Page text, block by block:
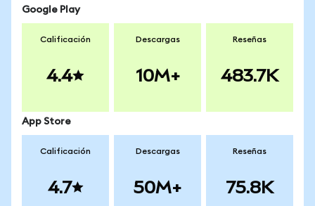
Google Play
Calificación
4.4
Descargas
10M+
Reseñas
483.7K
App Store
Calificación
4.7
Descargas
50M+
Reseñas
75.8K